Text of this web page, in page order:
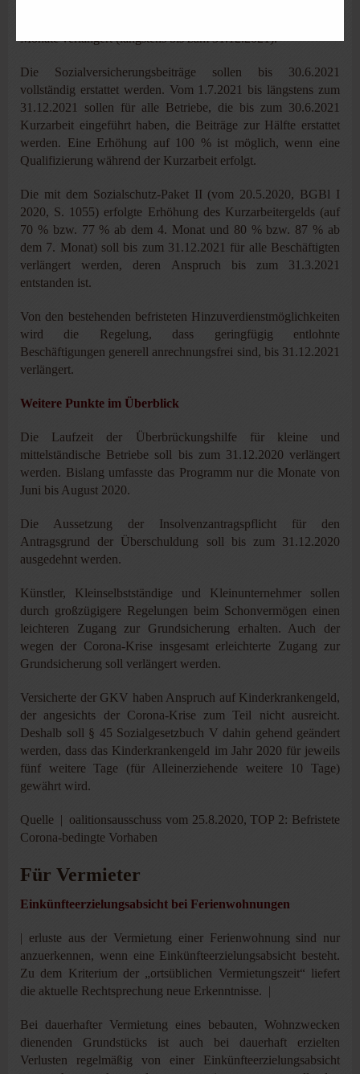
Monate verlängert (längstens bis zum 31.12.2021).
Die Sozialversicherungsbeiträge sollen bis 30.6.2021
vollständig erstattet werden. Vom 1.7.2021 bis längstens zum
31.12.2021 sollen für alle Betriebe, die bis zum 30.6.2021
Kurzarbeit eingeführt haben, die Beiträge zur Hälfte erstattet
werden. Eine Erhöhung auf 100 % ist möglich, wenn eine
Qualifizierung während der Kurzarbeit erfolgt.
Die mit dem Sozialschutz-Paket II (vom 20.5.2020, BGBl I
2020, S. 1055) erfolgte Erhöhung des Kurzarbeitergelds (auf
70 % bzw. 77 % ab dem 4. Monat und 80 % bzw. 87 % ab
dem 7. Monat) soll bis zum 31.12.2021 für alle Beschäftigten
verlängert werden, deren Anspruch bis zum 31.3.2021
entstanden ist.
Von den bestehenden befristeten Hinzuverdienstmöglichkeiten
wird die Regelung, dass geringfügig entlohnte
Beschäftigungen generell anrechnungsfrei sind, bis 31.12.2021
verlängert.
Weitere Punkte im Überblick
Die Laufzeit der Überbrückungshilfe für kleine und
mittelständische Betriebe soll bis zum 31.12.2020 verlängert
werden. Bislang umfasste das Programm nur die Monate von
Juni bis August 2020.
Die Aussetzung der Insolvenzantragspflicht für den
Antragsgrund der Überschuldung soll bis zum 31.12.2020
ausgedehnt werden.
Künstler, Kleinselbstständige und Kleinunternehmer sollen
durch großzügigere Regelungen beim Schonvermögen einen
leichteren Zugang zur Grundsicherung erhalten. Auch der
wegen der Corona-Krise insgesamt erleichterte Zugang zur
Grundsicherung soll verlängert werden.
Versicherte der GKV haben Anspruch auf Kinderkrankengeld,
der angesichts der Corona-Krise zum Teil nicht ausreicht.
Deshalb soll § 45 Sozialgesetzbuch V dahin gehend geändert
werden, dass das Kinderkrankengeld im Jahr 2020 für jeweils
fünf weitere Tage (für Alleinerziehende weitere 10 Tage)
gewährt wird.
Quelle | oalitionsausschuss vom 25.8.2020, TOP 2: Befristete
Corona-bedingte Vorhaben
Für Vermieter
Einkünfteerzielungsabsicht bei Ferienwohnungen
| erluste aus der Vermietung einer Ferienwohnung sind nur
anzuerkennen, wenn eine Einkünfteerzielungsabsicht besteht.
Zu dem Kriterium der „ortsüblichen Vermietungszeit“ liefert
die aktuelle Rechtsprechung neue Erkenntnisse. |
Bei dauerhafter Vermietung eines bebauten, Wohnzwecken
dienenden Grundstücks ist auch bei dauerhaft erzielten
Verlusten regelmäßig von einer Einkünfteerzielungsabsicht